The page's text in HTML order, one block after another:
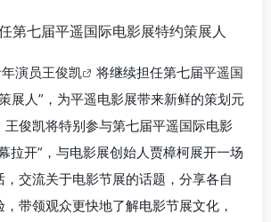
演员王俊凯 将继续担任第七届平遥国
展人”，为平遥电影展带来新鲜的策划元
王俊凯将特别参与第七届平遥国际电影
拉开”，与电影展创始人贾樟柯展开一场
交流关于电影节展的话题，分享各自
带领观众更快地了解电影节展文化，